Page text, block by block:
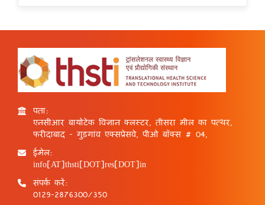
पता:
एनसीआर बायोटेक विज्ञान क्लस्टर, तीसरा मील का पत्थर,
फरीदाबाद - गुड़गांव एक्सप्रेसवे, पीओ बॉक्स # 04,
ईमेल:
info[AT]thsti[DOT]res[DOT]in
संपर्क करें:
0129-2876300/350